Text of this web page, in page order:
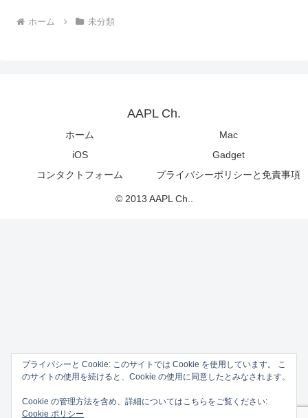
ホーム 未分類
AAPL Ch.
ホーム
Mac
iOS
Gadget
コンタクトフォーム
プライバシーポリシーと免責事項
© 2013 AAPL Ch..
プライバシーと Cookie: このサイトでは Cookie を使用しています。 こ
のサイトの使用を続けると、Cookie の使用に同意したとみなされます。
Cookie の管理方法を含め、詳細についてはこちらをご覧ください:
Cookie ポリシー